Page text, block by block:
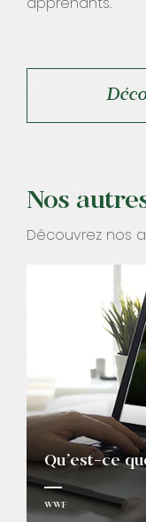
Nos
Découvrez nos
Qu’est-ce
WWF